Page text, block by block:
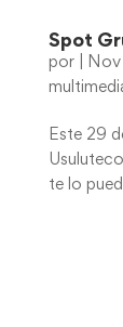
Spot
por
Este 29
te lo